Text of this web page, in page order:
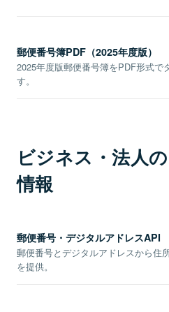
郵便番号簿PDF（2025年度版）
2025年度版郵便番号簿をPDF形式で
す。
ビジネス・法人
情報
郵便番号・デジタルアドレスAPI
郵便番号とデジタルアドレスから住
を提供。